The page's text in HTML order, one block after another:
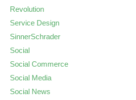
Revolution
Service Design
SinnerSchrader
Social
Social Commerce
Social Media
Social News